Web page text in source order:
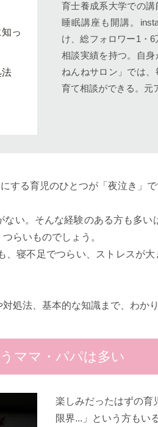
っ
法
育士養成系大学での
睡眠講座も開講。
け、総フォロワー1・
相談実績を持つ。自身
ねんねサロン」では
育て相談ができる。元
する育児のひとつが「夜泣き」で
い。そんな経験のある方も多
らいものでしょう。
寝不足でつらい、ストレスが大
処法、基本的な知識まで、わか
ママ・パパは多い
楽しみだったはずの育
限界...」という方もい